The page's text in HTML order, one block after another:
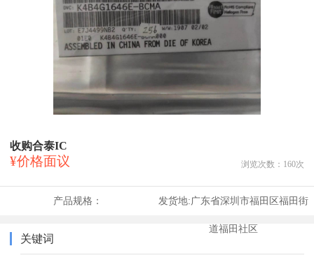
收购合泰IC
¥价格面议 浏览次数： 160次
产品规格： 发货地:广东省深圳市福田区福田街
道福田社区
关键词